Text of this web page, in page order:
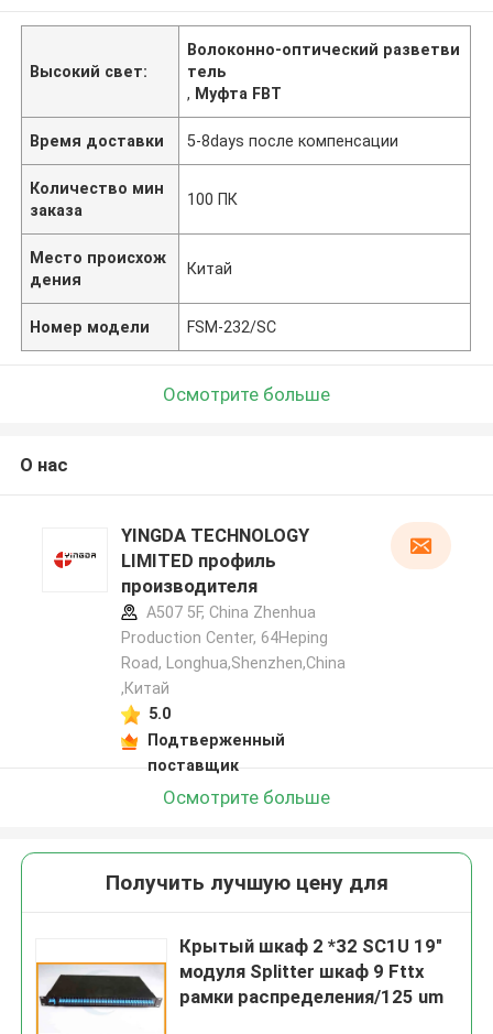
Высокий свет:
Волоконно-оптический разветви
тель
, Муфта FBT
Время доставки 5-8days после компенсации
Количество мин
заказа
100 ПК
Место происхож
дения
Китай
Номер модели FSM-232/SC
Осмотрите больше
О нас
YINGDA TECHNOLOGY
LIMITED профиль
производителя
A507 5F, China Zhenhua
Production Center, 64Heping
Road, Longhua,Shenzhen,China
,Китай
5.0
Подтверженный
поставщик
Осмотрите больше
Получить лучшую цену для
Крытый шкаф 2 *32 SC1U 19"
модуля Splitter шкаф 9 Fttx
рамки распределения/125 um